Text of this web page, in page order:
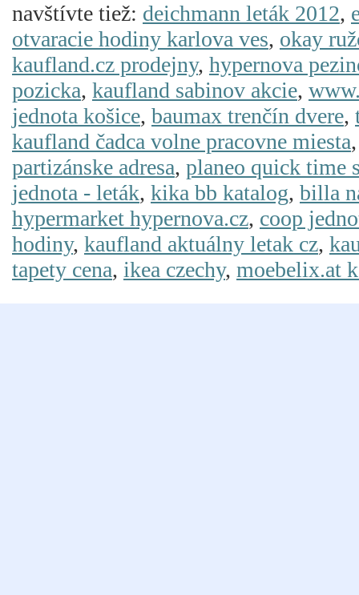
navštívte tiež: deichmann leták 2012,
otvaracie hodiny karlova ves, okay
kaufland.cz prodejny, hypernova
pozicka, kaufland sabinov akcie,
jednota košice, baumax trenčín dvere,
kaufland čadca volne pracovne miesta
partizánske adresa, planeo quick time
jednota - leták, kika bb katalog, billa
hypermarket hypernova.cz, coop
hodiny, kaufland aktuálny letak cz,
tapety cena, ikea czechy, moebelix.at